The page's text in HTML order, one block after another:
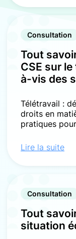
Consultation
Tout
CSE sur
à-vis des
Télétravail :
droits en
pratiques
Lire la suite
Consultation
Tout
situation